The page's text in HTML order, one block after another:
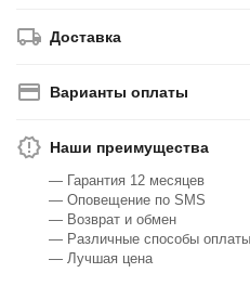
Доставка
Варианты оплаты
Наши преимущества
— Гарантия 12 месяцев
— Оповещение по SMS
— Возврат и обмен
— Различные способы оплаты
— Лучшая цена